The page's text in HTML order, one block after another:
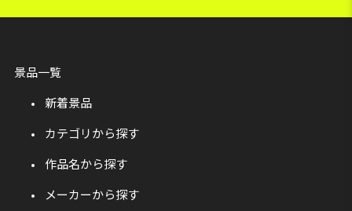
景品一覧
新着景品
カテゴリから探す
作品名から探す
メーカーから探す